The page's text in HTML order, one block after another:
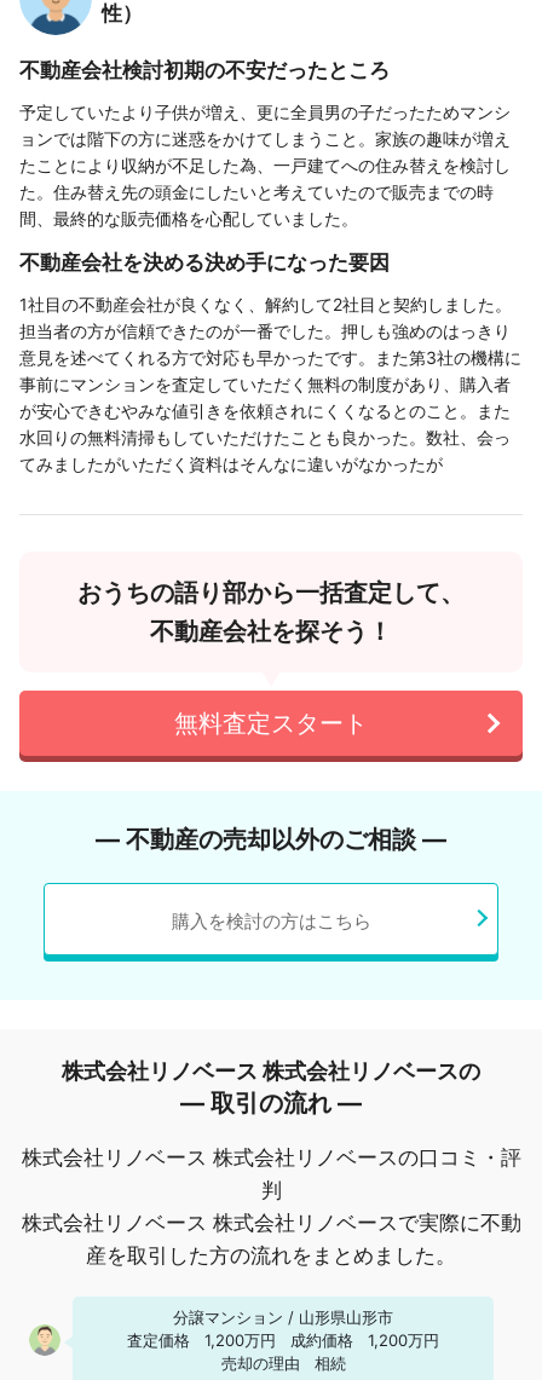
性）
不動産会社検討初期の不安だったところ
予定していたより子供が増え、更に全員男の子だったためマンシ
ョンでは階下の方に迷惑をかけてしまうこと。家族の趣味が増え
たことにより収納が不足した為、一戸建てへの住み替えを検討し
た。住み替え先の頭金にしたいと考えていたので販売までの時
間、最終的な販売価格を心配していました。
不動産会社を決める決め手になった要因
1社目の不動産会社が良くなく、解約して2社目と契約しました。
担当者の方が信頼できたのが一番でした。押しも強めのはっきり
意見を述べてくれる方で対応も早かったです。また第3社の機構に
事前にマンションを査定していただく無料の制度があり、購入者
が安心できむやみな値引きを依頼されにくくなるとのこと。また
水回りの無料清掃もしていただけたことも良かった。数社、会っ
てみましたがいただく資料はそんなに違いがなかったが
おうちの語り部から一括査定して、
不動産会社を探そう！
無料査定スタート
― 不動産の売却以外のご相談 ―
購入を検討の方はこちら
株式会社リノベース 株式会社リノベースの
― 取引の流れ ―
株式会社リノベース 株式会社リノベースの口コミ・評
判
株式会社リノベース 株式会社リノベースで実際に不動
産を取引した方の流れをまとめました。
分譲マンション / 山形県山形市
査定価格
1,200万円 成約価格
1,200万円
売却の理由
相続